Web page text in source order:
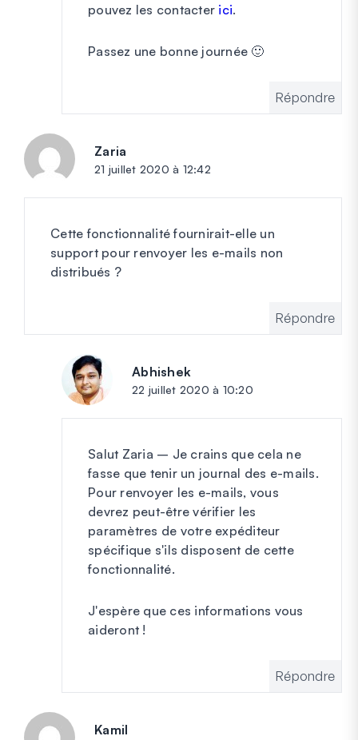
pouvez les contacter ici.
Passez une bonne journée 🙂
Répondre
Zaria
21 juillet 2020 à 12:42
Cette fonctionnalité fournirait-elle un
support pour renvoyer les e-mails non
distribués ?
Répondre
Abhishek
22 juillet 2020 à 10:20
Salut Zaria – Je crains que cela ne
fasse que tenir un journal des e-mails.
Pour renvoyer les e-mails, vous
devrez peut-être vérifier les
paramètres de votre expéditeur
spécifique s'ils disposent de cette
fonctionnalité.
J'espère que ces informations vous
aideront !
Répondre
Kamil